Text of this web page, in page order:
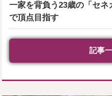
一家を背負う23歳の「セ
で頂点目指す
記事